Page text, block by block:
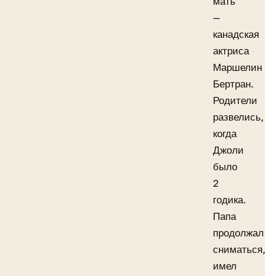
—
канадская
актриса
Маршелин
Бертран.
Родители
развелись,
когда
Джоли
было
2
годика.
Папа
продолжал
сниматься,
имел